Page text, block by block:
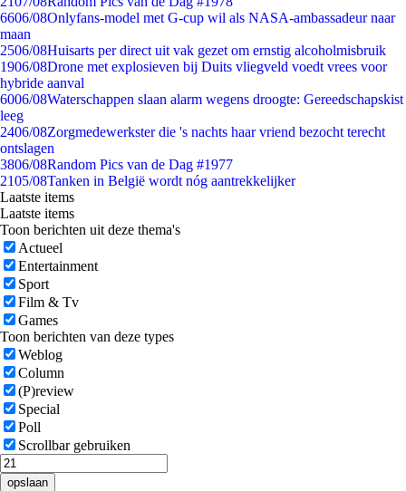
6606/08Onlyfans-model met G-cup wil als NASA-ambassadeur naar
maan
2506/08Huisarts per direct uit vak gezet om ernstig alcoholmisbruik
1906/08Drone met explosieven bij Duits vliegveld voedt vrees voor
hybride aanval
6006/08Waterschappen slaan alarm wegens droogte: Gereedschapskist
leeg
2406/08Zorgmedewerkster die 's nachts haar vriend bezocht terecht
ontslagen
3806/08Random Pics van de Dag #1977
2105/08Tanken in België wordt nóg aantrekkelijker
Laatste items
Laatste items
Toon berichten uit deze thema's
Actueel
Entertainment
Sport
Film & Tv
Games
Toon berichten van deze types
Weblog
Column
(P)review
Special
Poll
Scrollbar gebruiken
opslaan